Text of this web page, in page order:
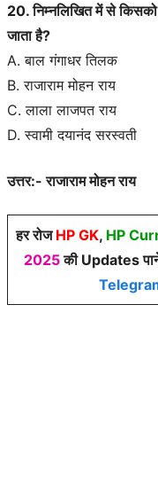
20. निम्नलिखित में से
जाता है?
A. बाल गंगाधर तिलक
B. राजाराम मोहन राय
C. लाला लाजपत राय
D. स्वामी दयानंद सरस्वती
उत्तर:- राजाराम मोहन राय
हर रोज HP GK, HP
2025की Updates